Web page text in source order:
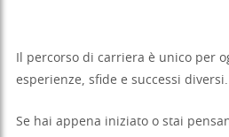
Il percorso di carriera è unico per
esperienze, sfide e successi diversi.
Se hai appena iniziato o stai